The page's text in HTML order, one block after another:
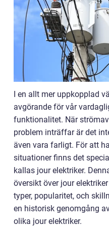
I en allt mer uppkopplad
avgörande för vår
funktionalitet. När
problem inträffar är det
även vara farligt. För att
situationer finns det
kallas jour elektriker.
översikt över jour
typer, popularitet, och
en historisk genomgång
olika jour elektriker.